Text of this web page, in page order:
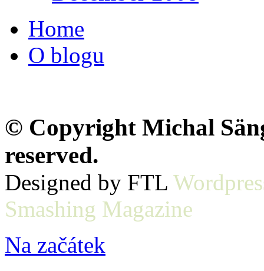
Home
O blogu
© Copyright Michal
reserved.
Designed by FTL
Smashing Magazine
Na začátek